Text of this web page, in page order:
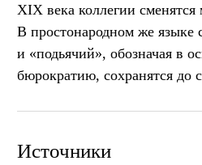
XIX века коллегии сменятся
В простонародном же языке
и «подьячий», обозначая в
бюрократию, сохранятся до
Источники